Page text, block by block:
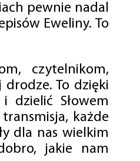
pewnie nadal
Eweliny. To
czytelnikom,
To dzięki
dzielić Słowem
każde
dla nas wielkim
jakie nam